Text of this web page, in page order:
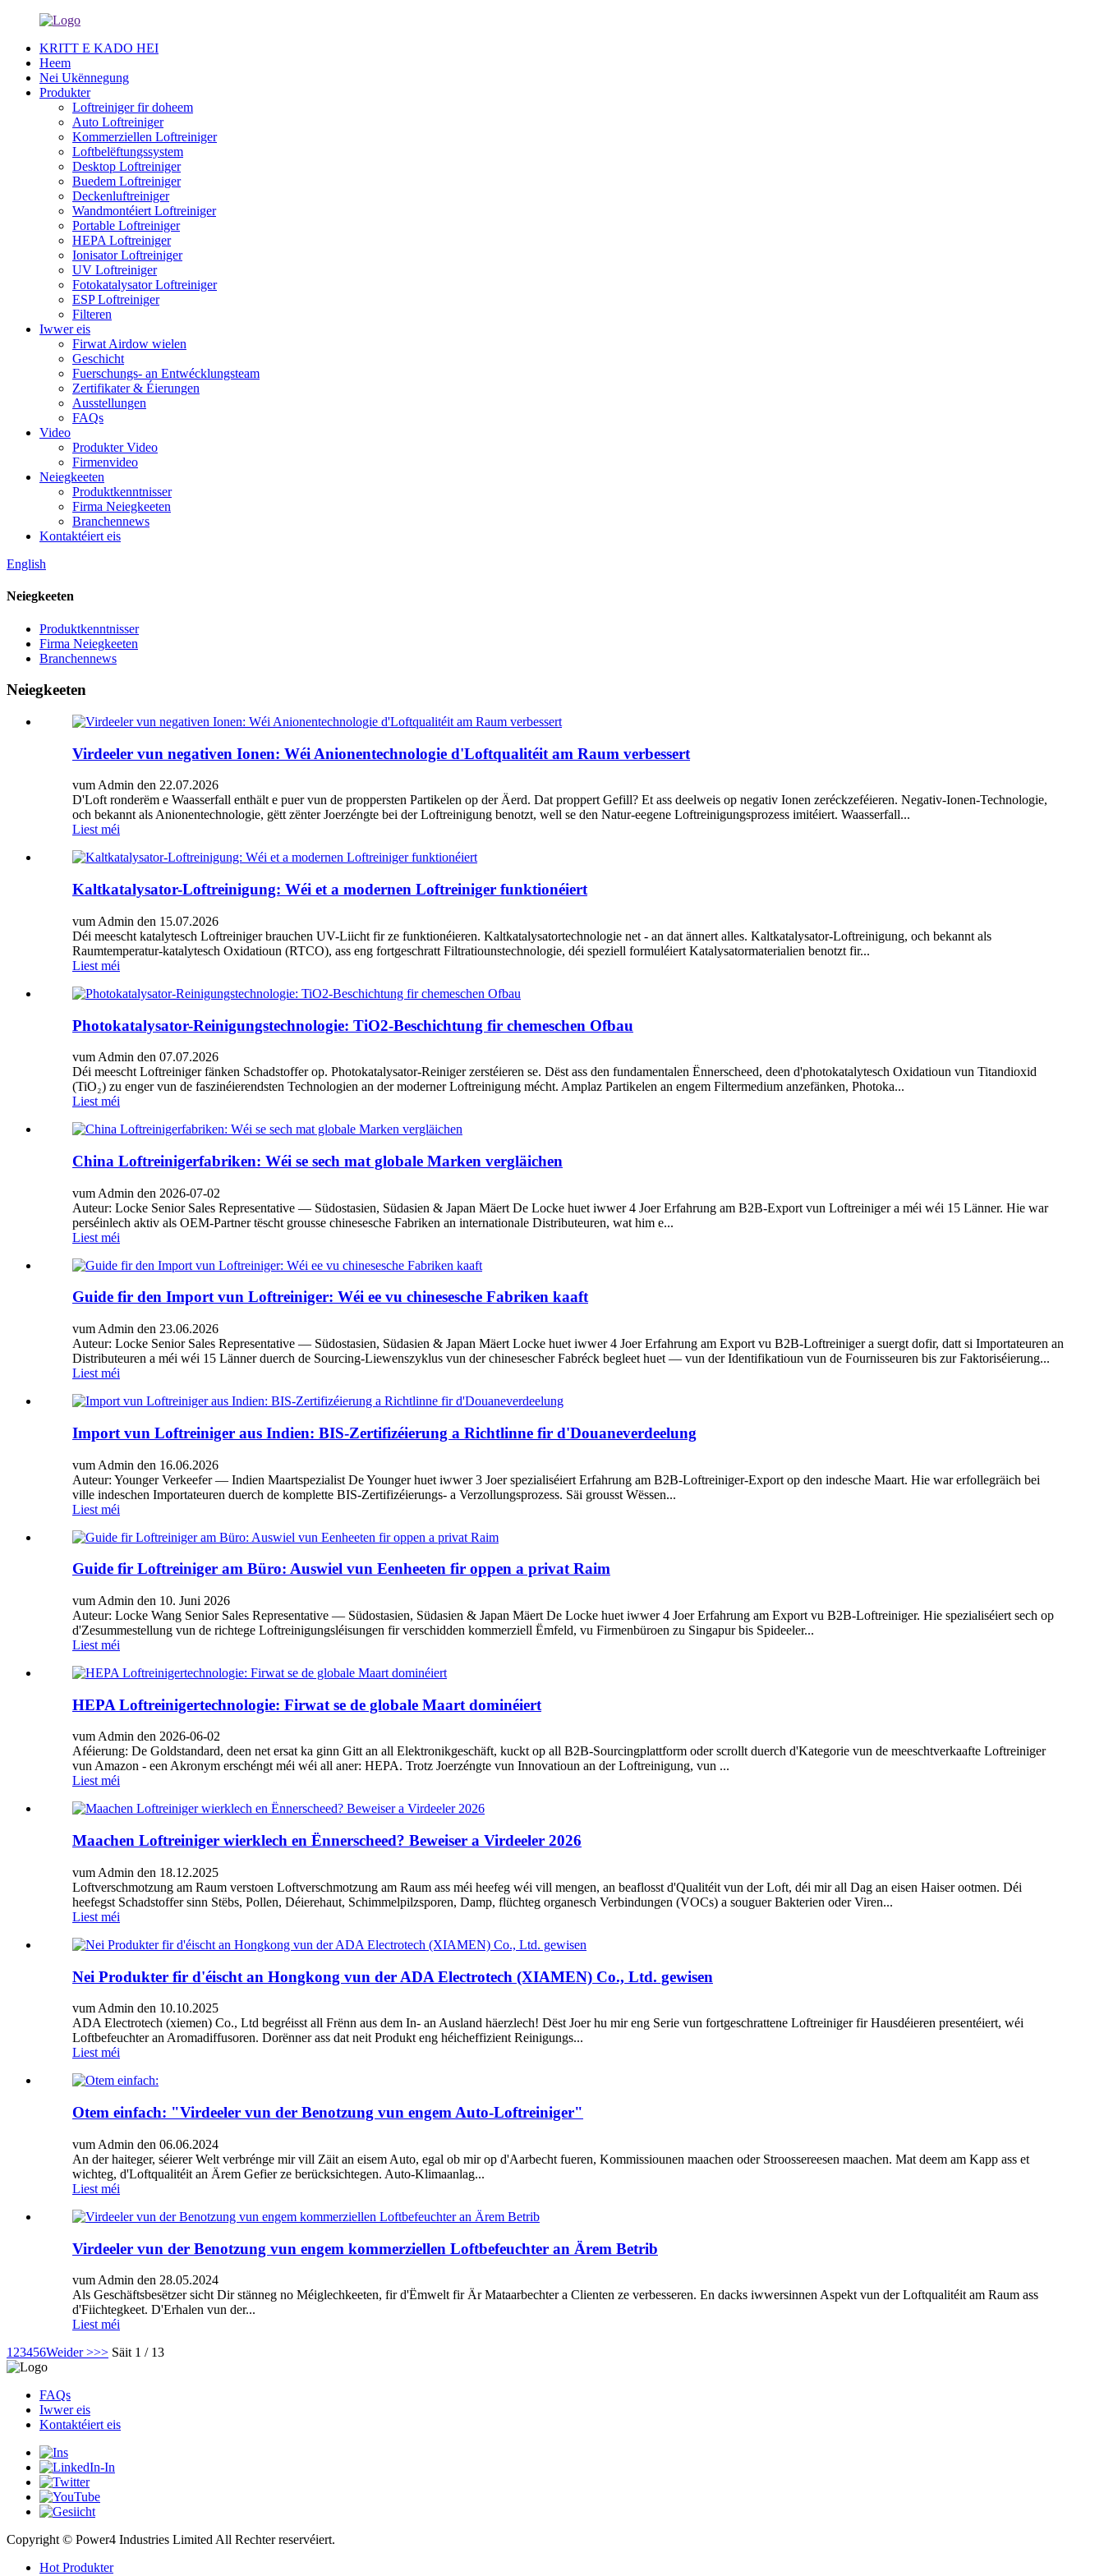
KRITT E KADO HEI
Heem
Nei Ukënnegung
Produkter
Loftreiniger fir doheem
Auto Loftreiniger
Kommerziellen Loftreiniger
Loftbelëftungssystem
Desktop Loftreiniger
Buedem Loftreiniger
Deckenluftreiniger
Wandmontéiert Loftreiniger
Portable Loftreiniger
HEPA Loftreiniger
Ionisator Loftreiniger
UV Loftreiniger
Fotokatalysator Loftreiniger
ESP Loftreiniger
Filteren
Iwwer eis
Firwat Airdow wielen
Geschicht
Fuerschungs- an Entwécklungsteam
Zertifikater & Éierungen
Ausstellungen
FAQs
Video
Produkter Video
Firmenvideo
Neiegkeeten
Produktkenntnisser
Firma Neiegkeeten
Branchennews
Kontaktéiert eis
English
Neiegkeeten
Produktkenntnisser
Firma Neiegkeeten
Branchennews
Neiegkeeten
Virdeeler vun negativen Ionen: Wéi Anionentechnologie d'Loftqualitéit am Raum verbessert
vum Admin den 22.07.2026
D'Loft ronderëm e Waasserfall enthält e puer vun de proppersten Partikelen op der Äerd. Dat proppert Gefill? Et ass deelweis op negativ Ionen zeréckzeféieren. Negativ-Ionen-Technologie,
och bekannt als Anionentechnologie, gëtt zënter Joerzéngte bei der Loftreinigung benotzt, well se den Natur-eegene Loftreinigungsprozess imitéiert. Waasserfall...
Liest méi
Kaltkatalysator-Loftreinigung: Wéi et a modernen Loftreiniger funktionéiert
vum Admin den 15.07.2026
Déi meescht katalytesch Loftreiniger brauchen UV-Liicht fir ze funktionéieren. Kaltkatalysatortechnologie net - an dat ännert alles. Kaltkatalysator-Loftreinigung, och bekannt als
Raumtemperatur-katalytesch Oxidatioun (RTCO), ass eng fortgeschratt Filtratiounstechnologie, déi speziell formuléiert Katalysatormaterialien benotzt fir...
Liest méi
Photokatalysator-Reinigungstechnologie: TiO2-Beschichtung fir chemeschen Ofbau
vum Admin den 07.07.2026
Déi meescht Loftreiniger fänken Schadstoffer op. Photokatalysator-Reiniger zerstéieren se. Dëst ass den fundamentalen Ënnerscheed, deen d'photokatalytesch Oxidatioun vun Titandioxid
(TiO₂) zu enger vun de faszinéierendsten Technologien an der moderner Loftreinigung mécht. Amplaz Partikelen an engem Filtermedium anzefänken, Photoka...
Liest méi
China Loftreinigerfabriken: Wéi se sech mat globale Marken vergläichen
vum Admin den 2026-07-02
Auteur: Locke Senior Sales Representative — Südostasien, Südasien & Japan Mäert De Locke huet iwwer 4 Joer Erfahrung am B2B-Export vun Loftreiniger a méi wéi 15 Länner. Hie war
perséinlech aktiv als OEM-Partner tëscht grousse chinesesche Fabriken an internationale Distributeuren, wat him e...
Liest méi
Guide fir den Import vun Loftreiniger: Wéi ee vu chinesesche Fabriken kaaft
vum Admin den 23.06.2026
Auteur: Locke Senior Sales Representative — Südostasien, Südasien & Japan Mäert Locke huet iwwer 4 Joer Erfahrung am Export vu B2B-Loftreiniger a suergt dofir, datt si Importateuren an
Distributeuren a méi wéi 15 Länner duerch de Sourcing-Liewenszyklus vun der chinesescher Fabréck begleet huet — vun der Identifikatioun vun de Fournisseuren bis zur Faktoriséierung...
Liest méi
Import vun Loftreiniger aus Indien: BIS-Zertifizéierung a Richtlinne fir d'Douaneverdeelung
vum Admin den 16.06.2026
Auteur: Younger Verkeefer — Indien Maartspezialist De Younger huet iwwer 3 Joer spezialiséiert Erfahrung am B2B-Loftreiniger-Export op den indesche Maart. Hie war erfollegräich bei
ville indeschen Importateuren duerch de komplette BIS-Zertifizéierungs- a Verzollungsprozess. Säi grousst Wëssen...
Liest méi
Guide fir Loftreiniger am Büro: Auswiel vun Eenheeten fir oppen a privat Raim
vum Admin den 10. Juni 2026
Auteur: Locke Wang Senior Sales Representative — Südostasien, Südasien & Japan Mäert De Locke huet iwwer 4 Joer Erfahrung am Export vu B2B-Loftreiniger. Hie spezialiséiert sech op
d'Zesummestellung vun de richtege Loftreinigungsléisungen fir verschidden kommerziell Ëmfeld, vu Firmenbüroen zu Singapur bis Spideeler...
Liest méi
HEPA Loftreinigertechnologie: Firwat se de globale Maart dominéiert
vum Admin den 2026-06-02
Aféierung: De Goldstandard, deen net ersat ka ginn Gitt an all Elektronikgeschäft, kuckt op all B2B-Sourcingplattform oder scrollt duerch d'Kategorie vun de meeschtverkaafte Loftreiniger
vun Amazon - een Akronym erschéngt méi wéi all aner: HEPA. Trotz Joerzéngte vun Innovatioun an der Loftreinigung, vun ...
Liest méi
Maachen Loftreiniger wierklech en Ënnerscheed? Beweiser a Virdeeler 2026
vum Admin den 18.12.2025
Loftverschmotzung am Raum verstoen Loftverschmotzung am Raum ass méi heefeg wéi vill mengen, an beaflosst d'Qualitéit vun der Loft, déi mir all Dag an eisen Haiser ootmen. Déi
heefegst Schadstoffer sinn Stëbs, Pollen, Déierehaut, Schimmelpilzsporen, Damp, flüchteg organesch Verbindungen (VOCs) a souguer Bakterien oder Viren...
Liest méi
Nei Produkter fir d'éischt an Hongkong vun der ADA Electrotech (XIAMEN) Co., Ltd. gewisen
vum Admin den 10.10.2025
ADA Electrotech (xiemen) Co., Ltd begréisst all Frënn aus dem In- an Ausland häerzlech! Dëst Joer hu mir eng Serie vun fortgeschrattene Loftreiniger fir Hausdéieren presentéiert, wéi
Loftbefeuchter an Aromadiffusoren. Dorënner ass dat neit Produkt eng héicheffizient Reinigungs...
Liest méi
Otem einfach: "Virdeeler vun der Benotzung vun engem Auto-Loftreiniger"
vum Admin den 06.06.2024
An der haiteger, séierer Welt verbrénge mir vill Zäit an eisem Auto, egal ob mir op d'Aarbecht fueren, Kommissiounen maachen oder Stroossereesen maachen. Mat deem am Kapp ass et
wichteg, d'Loftqualitéit an Ärem Gefier ze berücksichtegen. Auto-Klimaanlag...
Liest méi
Virdeeler vun der Benotzung vun engem kommerziellen Loftbefeuchter an Ärem Betrib
vum Admin den 28.05.2024
Als Geschäftsbesëtzer sicht Dir stänneg no Méiglechkeeten, fir d'Ëmwelt fir Är Mataarbechter a Clienten ze verbesseren. En dacks iwwersinnen Aspekt vun der Loftqualitéit am Raum ass
d'Fiichtegkeet. D'Erhalen vun der...
Liest méi
1 23456Weider >>> Säit 1 / 13
FAQs
Iwwer eis
Kontaktéiert eis
Copyright © Power4 Industries Limited All Rechter reservéiert.
Hot Produkter